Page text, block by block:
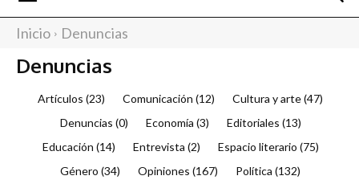
Inicio Denuncias
Denuncias
Artículos (23) Comunicación (12) Cultura y arte(47)
Denuncias (0) Economía (3) Editoriales (13)
Educación (14) Entrevista (2) Espacio literario (75)
Género (34) Opiniones (167) Política (132)